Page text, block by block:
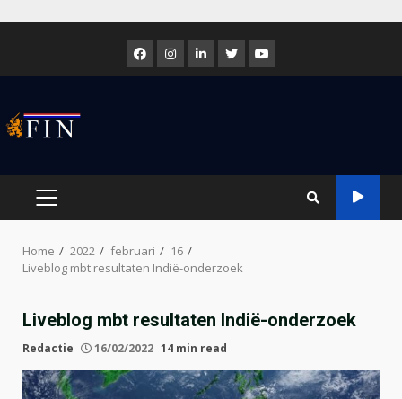
content
FacebookInstagram
LinkedInTwitterYoutube
PRIMARY
Home 2022 februari
16
Liveblog mbt resultaten Indië-onderzoek
Liveblog mbt resultaten Indië-onderzoek
Redactie 16/02/2022 14 min read